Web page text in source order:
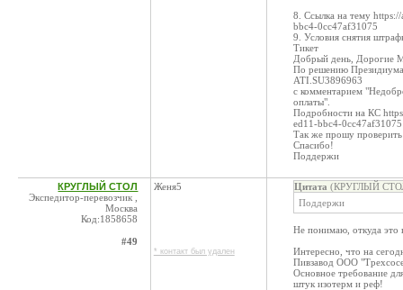
8. Ссылка на тему
bbc4-0cc47af31075
9. Условия снятия
Тикет
Добрый день, Дорогие
По решению
ATI.SU3896963
с комментарием
оплаты".
Подробности на КС
ed11-bbc4-0cc47af31075
Так же прошу
Спасибо!
Поддержи
КРУГЛЫЙ СТОЛ
Экспедитор-перевозчик ,
Москва
Код:1858658
#49
Женя5
* контакт был удален
Цитата (КРУГЛЫЙ
Поддержи
Не понимаю, откуда это
Интересно, что на
Пивзавод ООО
Основное требование
штук изотерм и реф!